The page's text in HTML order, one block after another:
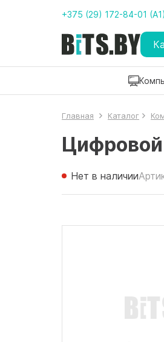
+375 (29) 172-84-01 (A1)
Главная Каталог
Нет в наличии